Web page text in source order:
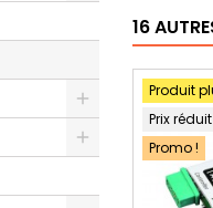
16
Produit
Prix réduit
Promo !